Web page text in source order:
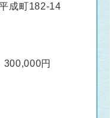
成町182-14
300,000円